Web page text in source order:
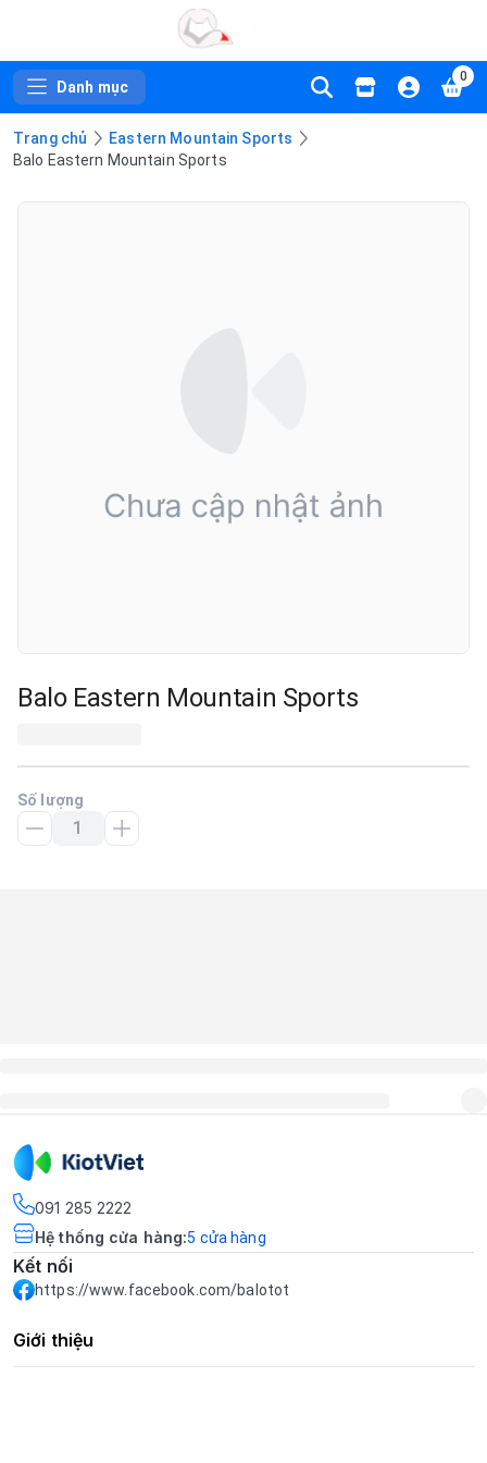
Danh mục
0
Trang chủ
Eastern Mountain Sports
Balo Eastern Mountain Sports
Balo Eastern Mountain Sports
Số lượng
091 285 2222
Hệ thống cửa hàng:5 cửa hàng
Kết nối
https://www.facebook.com/balotot
Giới thiệu